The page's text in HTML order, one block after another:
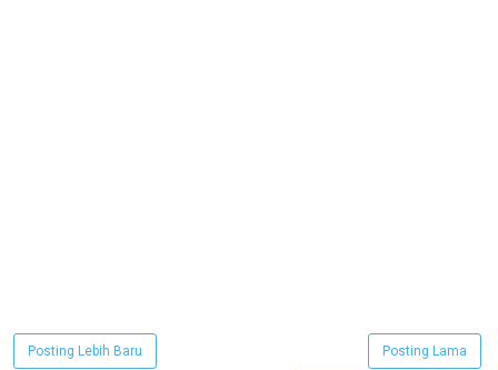
Posting Lebih Baru Posting Lama